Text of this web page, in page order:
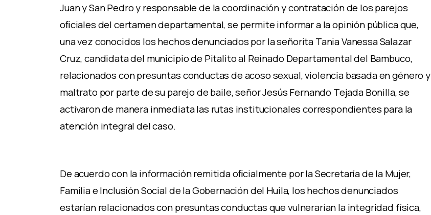
Juan y San Pedro y responsable de la coordinación y contratación de los parejos
oﬁciales del certamen departamental, se permite informar a la opinión pública que,
una vez conocidos los hechos denunciados por la señorita Tania Vanessa Salazar
Cruz, candidata del municipio de Pitalito al Reinado Departamental del Bambuco,
relacionados con presuntas conductas de acoso sexual, violencia basada en género y
maltrato por parte de su parejo de baile, señor Jesús Fernando Tejada Bonilla, se
activaron de manera inmediata las rutas institucionales correspondientes para la
atención integral del caso.
De acuerdo con la información remitida oﬁcialmente por la Secretaría de la Mujer,
Familia e Inclusión Social de la Gobernación del Huila, los hechos denunciados
estarían relacionados con presuntas conductas que vulnerarían la integridad física,